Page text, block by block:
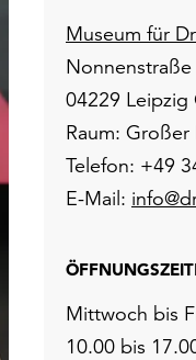
Museum für
Nonnenstraße
04229 Leipzig
Raum: Großer
Telefon: +49
E-Mail:
Mittwoch bis
10.00 bis